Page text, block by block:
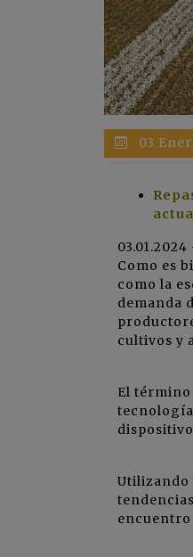
03
Como es
como la
demanda
cultivos y
El término
Utilizando